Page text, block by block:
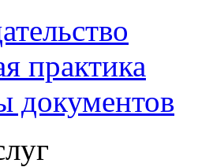
практика
документов